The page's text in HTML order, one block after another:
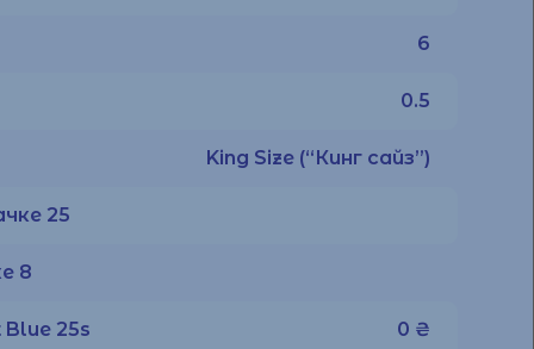
6
0.5
King Size (“Кинг сайз”)
25
8
25s 0 ₴